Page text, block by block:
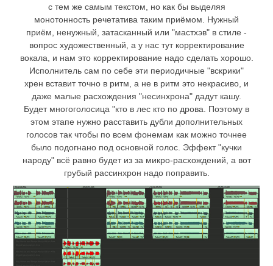
с тем же самым текстом, но как бы выделяя
монотонность речетатива таким приёмом. Нужный
приём, ненужный, затасканный или "мастхэв" в стиле -
вопрос художественный, а у нас тут корректирование
вокала, и нам это корректирование надо сделать хорошо.
Исполнитель сам по себе эти периодичные "вскрики"
хрен вставит точно в ритм, а не в ритм это некрасиво, и
даже малые расхождения "несинхрона" дадут кашу.
Будет многоголосица "кто в лес кто по дрова. Поэтому в
этом этапе нужно расставить дубли дополнительных
голосов так чтобы по всем фонемам как можно точнее
было подогнано под основной голос. Эффект "кучки
народу" всё равно будет из за микро-расхождений, а вот
грубый рассинхрон надо поправить.